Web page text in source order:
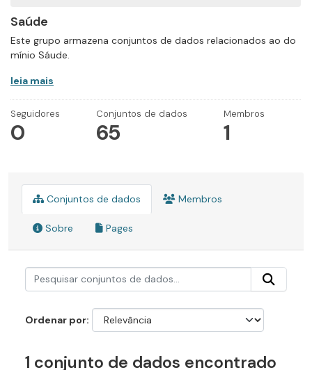
Saúde
Este grupo armazena conjuntos de dados relacionados ao do
mínio Sáude.
leia mais
Seguidores
0
Conjuntos de dados
65
Membros
1
Conjuntos de dados Membros
Sobre Pages
Ordenar por
1 conjunto de dados encontrado